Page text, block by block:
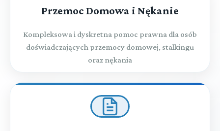
Przemoc Domowa i Nękanie
Kompleksowa i dyskretna pomoc prawna dla osób
doświadczających przemocy domowej, stalkingu
oraz nękania